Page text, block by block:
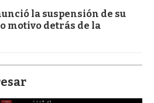
la suspensión de su
motivo detrás de la